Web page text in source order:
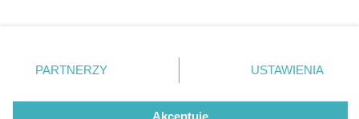
Gliwice
zmienić/wycofać klikając przycisk ustawień prywatności
znajdujący się w lewym dolnym rogu strony
rodzaje przetwarzania danych nie wymagają zgody
użytkownika, ale masz prawo sprzeciwić się takiemu
PARTNERZY USTAWIENIA
Akceptuję